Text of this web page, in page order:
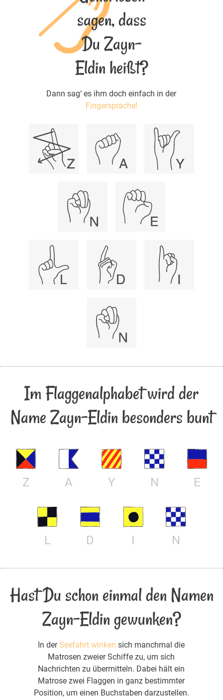
sagen, dass
Du Zayn-
Eldin heißt?
Dann sag‘ es ihm doch einfach in der
Fingersprache!
Im Flaggenalphabet wird der
Name Zayn-Eldin besonders bunt
Z A Y N E
L D I N
Hast Du schon einmal den Namen
Zayn-Eldin gewunken?
In derSeefahrt winken sich manchmal die
Matrosen zweier Schiffe zu, um sich
Nachrichten zu übermitteln. Dabei hält ein
Matrose zwei Flaggen in ganz bestimmter
Position, um einen Buchstaben darzustellen.